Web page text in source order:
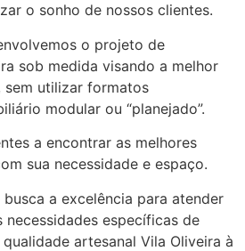
o sonho de nossos clientes.
o projeto de
sob medida visando a melhor
utilizar formatos
modular ou “planejado”.
a encontrar as melhores
sua necessidade e espaço.
a excelência para atender
específicas de
artesanal Vila Oliveira à